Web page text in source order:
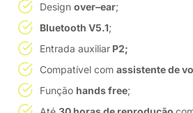
Design over–ear;
Bluetooth V5.1;
Entrada auxiliar P2;
Compatível com assistente de
Função hands free;